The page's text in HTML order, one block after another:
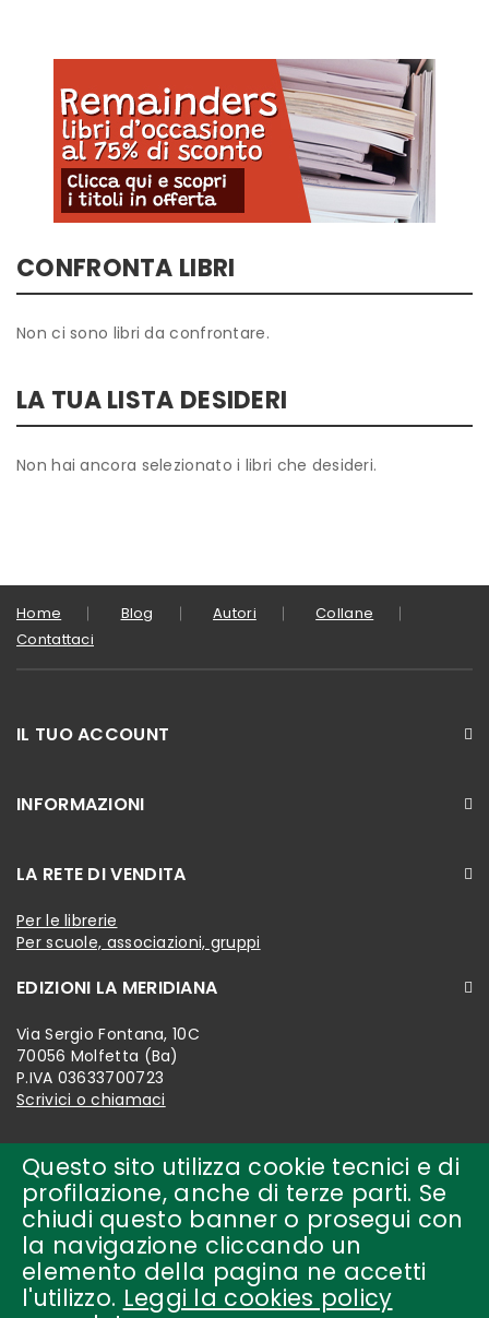
Questo sito utilizza cookie tecnici e di
profilazione, anche di terze parti. Se
chiudi questo banner o prosegui con
la navigazione cliccando un
elemento della pagina ne accetti
l'utilizzo. Leggi la cookies policy
CONFRONTA LIBRI
Non ci sono libri da confrontare.
LA TUA LISTA DESIDERI
Non hai ancora selezionato i libri che desideri.
Home Blog Autori
Collane
Contattaci
IL TUO ACCOUNT
INFORMAZIONI
LA RETE DI VENDITA
Per le librerie
Per scuole, associazioni, gruppi
EDIZIONI LA MERIDIANA
Via Sergio Fontana, 10C
70056 Molfetta (Ba)
P.IVA 03633700723
Scrivici o chiamaci